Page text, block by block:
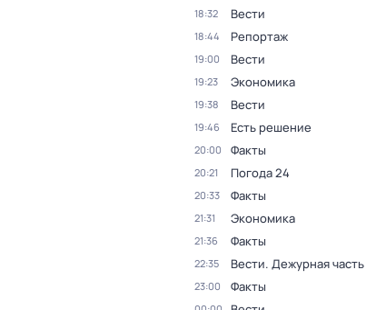
18:32 Вести
18:44 Репортаж
19:00 Вести
19:23 Экономика
19:38 Вести
19:46 Есть решение
20:00 Факты
20:21 Погода 24
20:33 Факты
21:31 Экономика
21:36 Факты
22:35 Вести. Дежурная часть
23:00 Факты